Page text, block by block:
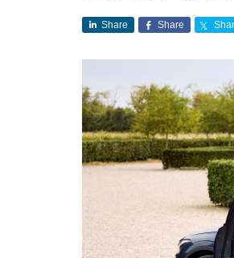
Share Share